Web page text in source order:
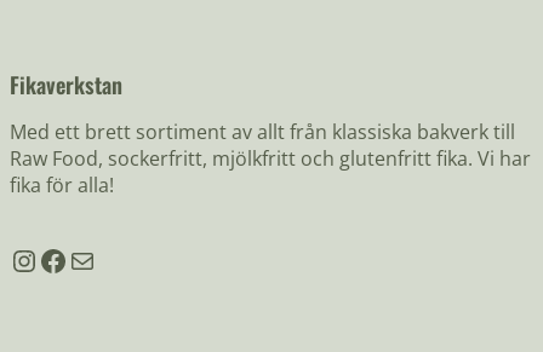
Fikaverkstan
Med ett brett sortiment av allt från klassiska bakverk till
Raw Food, sockerfritt, mjölkfritt och glutenfritt fika. Vi har
fika för alla!
InstagramFacebook E-post